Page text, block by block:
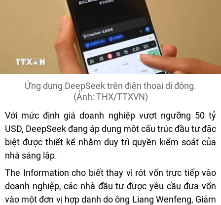
Ứng dụng DeepSeek trên điện thoại di động.
(Ảnh: THX/TTXVN)
Với mức định giá doanh nghiệp vượt ngưỡng 50 tỷ
USD, DeepSeek đang áp dụng một cấu trúc đầu tư đặc
biệt được thiết kế nhằm duy trì quyền kiểm soát của
nhà sáng lập.
The Information cho biết thay vì rót vốn trực tiếp vào
doanh nghiệp, các nhà đầu tư được yêu cầu đưa vốn
vào một đơn vị hợp danh do ông Liang Wenfeng, Giám